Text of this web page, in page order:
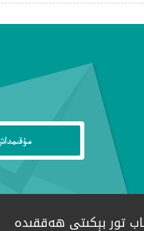
تور بېكىتى ھەققىدە